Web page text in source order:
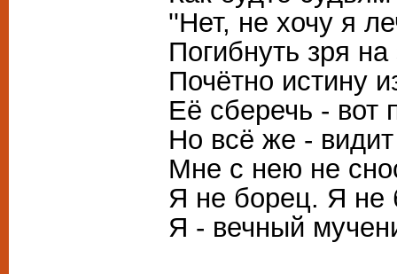
''Нет, не хочу я
Погибнуть зря
Почётно истину
Её сберечь - вот
Но всё же -
Мне с нею не
Я не борец. Я не
Я - вечный